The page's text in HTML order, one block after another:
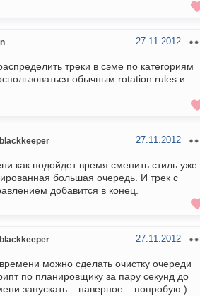
27.11.2012
треки в сэме по категориям
обычным rotation rules и
27.11.2012
как подойдет время сменить стиль уже
большая очередь. И трек с
добавится в конец.
27.11.2012
можно сделать очистку очереди
по планировщику за пару секунд до
запускать... наверное... попробую )